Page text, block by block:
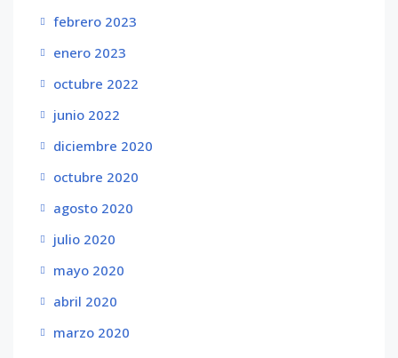
febrero 2023
enero 2023
octubre 2022
junio 2022
diciembre 2020
octubre 2020
agosto 2020
julio 2020
mayo 2020
abril 2020
marzo 2020